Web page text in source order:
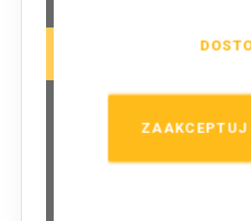
Przy jezdniach głównych